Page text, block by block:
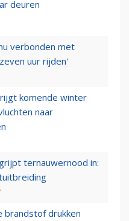
deuren
verbonden met
uur rijden'
komende winter
naar
ternauwernood in:
brandstof drukken